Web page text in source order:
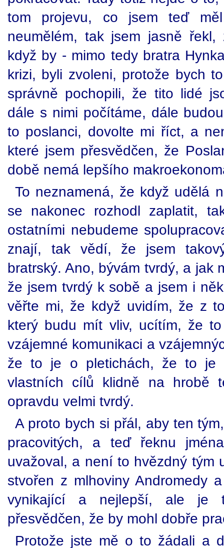
tom projevu, co jsem teď
neumělém, tak jsem jasně
když by - mimo tedy bratra
krizi, byli zvoleni, protože bych
správně pochopili, že tito lidé
dále s nimi počítáme, dále
to poslanci, dovolte mi říct, a
které jsem přesvědčen, že
době nemá lepšího
To neznamená, že když udělá
se nakonec rozhodl zaplatit,
ostatními nebudeme
znají, tak vědí, že jsem
bratrský. Ano, bývám tvrdý, a jak
že jsem tvrdý k sobě a jsem i
věřte mi, že když uvidím, že z
který budu mít vliv, ucítím, že
vzájemné komunikaci a
že to je o pletichách, že to je
vlastních cílů klidně na hrobě
opravdu velmi tvrdý.
A proto bych si přál, aby ten
pracovitých, a teď řeknu
uvažoval, a není to hvězdný tým
stvořen z mlhoviny Andromedy
vynikající a nejlepší, ale je
přesvědčen, že by mohl dobře
Protože jste mě o to žádali a